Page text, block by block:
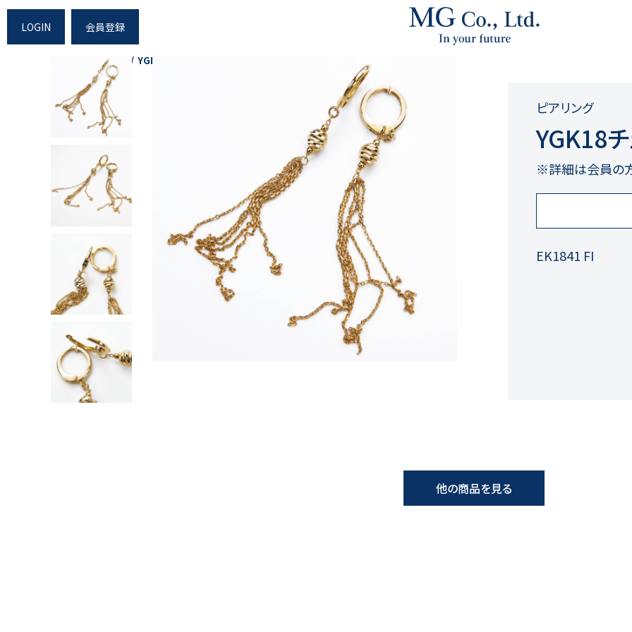
LOGIN 会員登録
Shopping YGK18チェーンピアリング
ピアリング
YGK18
※詳細は会員の
EK1841 FI
他の商品を見る